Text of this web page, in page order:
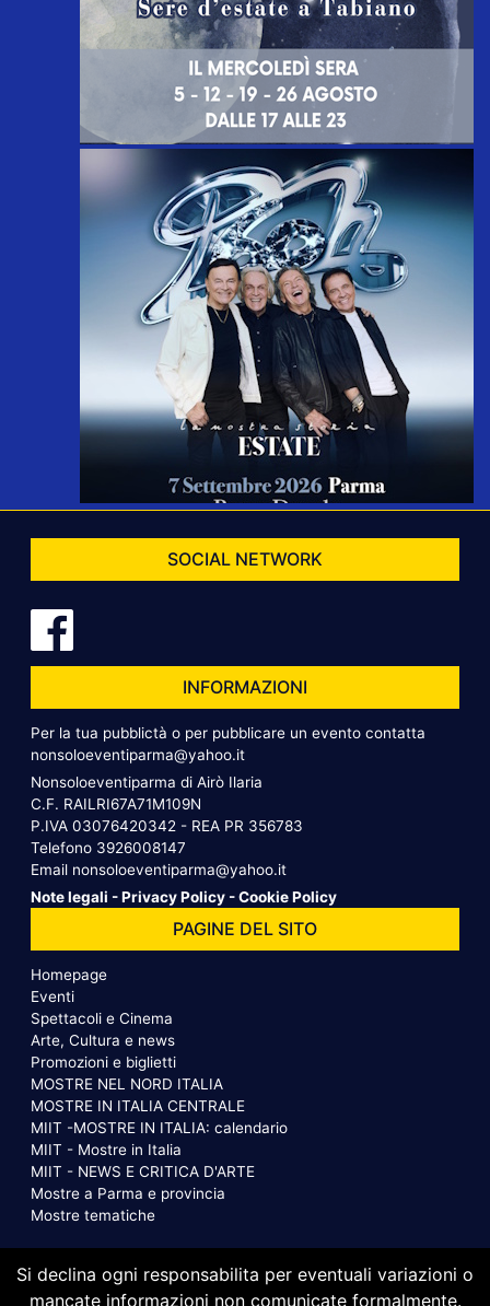
SOCIAL NETWORK
INFORMAZIONI
Per la tua pubblictà o per pubblicare un evento contatta
nonsoloeventiparma@yahoo.it
Nonsoloeventiparma di Airò Ilaria
C.F. RAILRI67A71M109N
P.IVA 03076420342 - REA PR 356783
Telefono 3926008147
Email nonsoloeventiparma@yahoo.it
Note legali -Privacy Policy -Cookie Policy
PAGINE DEL SITO
Homepage
Eventi
Spettacoli e Cinema
Arte, Cultura e news
Promozioni e biglietti
MOSTRE NEL NORD ITALIA
MOSTRE IN ITALIA CENTRALE
MIIT -MOSTRE IN ITALIA: calendario
MIIT - Mostre in Italia
MIIT - NEWS E CRITICA D'ARTE
Mostre a Parma e provincia
Mostre tematiche
Si declina ogni responsabilita per eventuali variazioni o
mancate informazioni non comunicate formalmente.